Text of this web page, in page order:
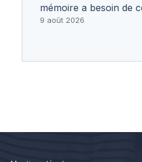
mémoire a besoin de
9 août 2026